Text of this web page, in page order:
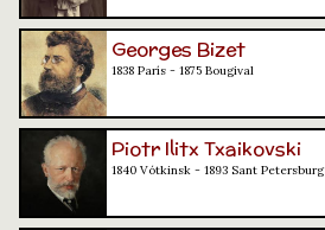
Georges Bizet
1838 París - 1875 Bougival
Piotr Ilitx Txaikovski
1840 Vótkinsk - 1893 Sant Petersburg